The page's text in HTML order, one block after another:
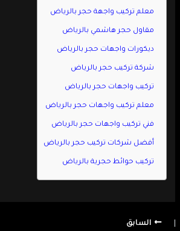
معلم تركيب واجهة حجر بالرياض
مقاول حجر هاشمي بالرياض
ديكورات واجهات حجر بالرياض
شركة تركيب حجر بالرياض
تركيب واجهات حجر بالرياض
معلم تركيب واجهات حجر بالرياض
فني تركيب واجهات حجر بالرياض
أفضل شركات تركيب حجر بالرياض
تركيب حوائط حجرية بالرياض
السابق